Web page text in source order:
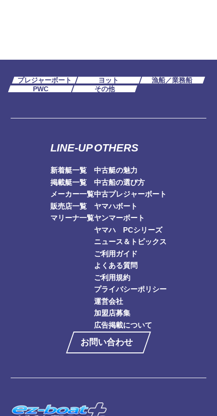
プレジャーボート ヨット
漁船／業務船
PWC
その他
LINE-UP
新着艇一覧
掲載艇一覧
メーカー一覧
販売店一覧
マリーナ一覧
OTHERS
中古艇の魅力
中古船の選び方
中古プレジャーボート
ヤマハボート
ヤンマーボート
ヤマハ PCシリーズ
ニュース＆トピックス
ご利用ガイド
よくある質問
ご利用規約
プライバシーポリシー
運営会社
加盟店募集
広告掲載について
お問い合わせ